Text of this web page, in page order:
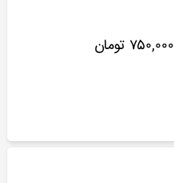
۷۵۰,۰۰۰ تومان